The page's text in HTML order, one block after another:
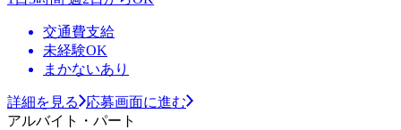
交通費支給
未経験OK
まかないあり
詳細を見る
応募画面に進む
アルバイト・パート